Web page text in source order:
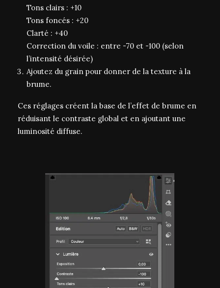
Tons clairs : +10
Tons foncés : +20
Clarté : +40
Correction du voile : entre -70 et -100 (selon
l’intensité désirée)
Ajoutez du grain pour donner de la texture à la
brume.
Ces réglages créent la base de l’effet de brume en
réduisant le contraste global et en ajoutant une
luminosité diffuse.